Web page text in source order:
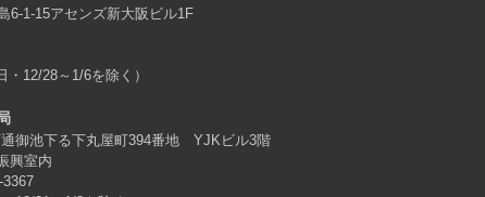
1-15アセンズ新大阪ビル1F
12/28～1/6を除く）
御池下る下丸屋町394番地 YJKビル3階
興室内
3367